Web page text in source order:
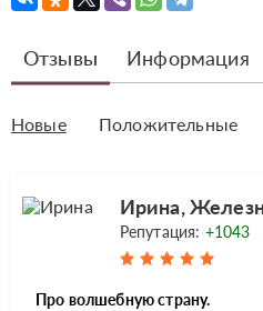
Отзывы Информация
Новые Положительные
Ирина,
Репутация: +1043
Про волшебную страну.